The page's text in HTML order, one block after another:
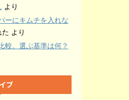
より
ーにキムチを入れな
た より
較。選ぶ基準は何？
ブ